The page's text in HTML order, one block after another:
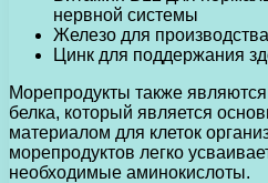
нервной системы
Железо для
Цинк для поддержания
Морепродукты также
белка, который является
материалом для клеток
морепродуктов легко
необходимые аминокислоты.